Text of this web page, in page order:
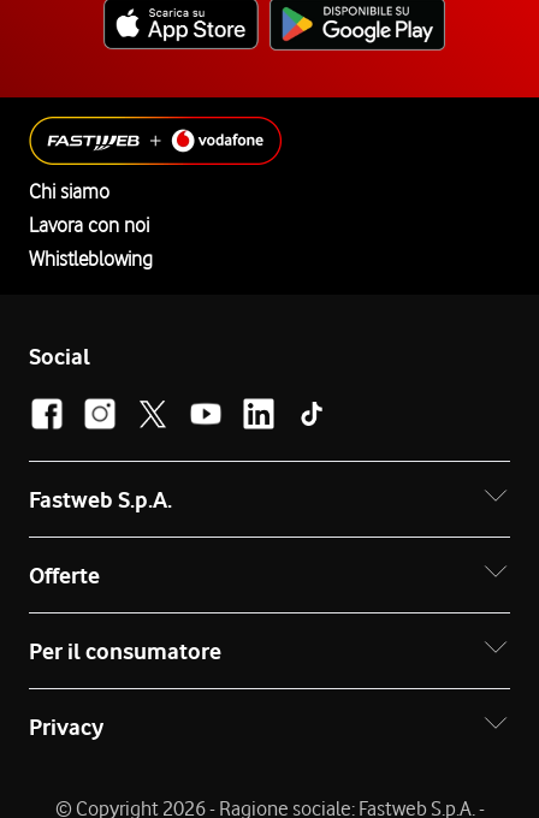
Chi siamo
Lavora con noi
Whistleblowing
Social
Fastweb S.p.A.
Offerte
Per il consumatore
Privacy
© Copyright 2026 - Ragione sociale: Fastweb S.p.A. -